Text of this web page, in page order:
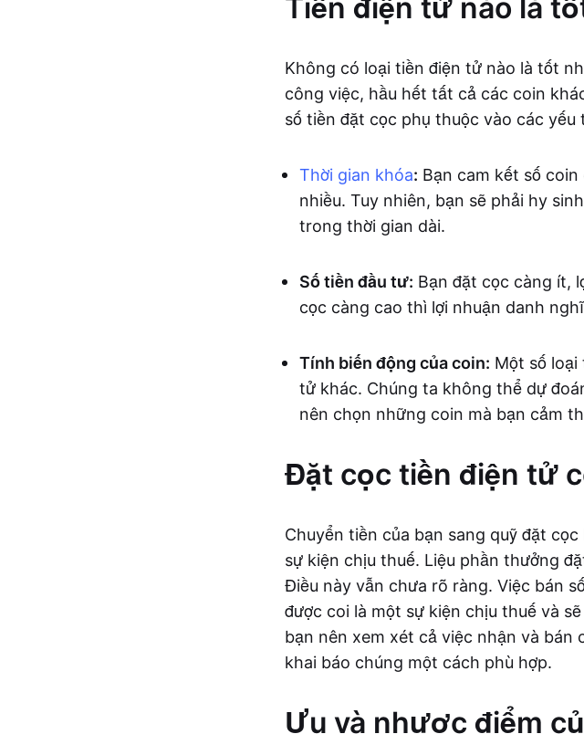
Tiền điện tử nào là
Không có loại tiền điện tử nào là tốt
công việc, hầu hết tất cả các coin
số tiền đặt cọc phụ thuộc vào các yếu
Thời gian khóa: Bạn cam kết số
nhiều. Tuy nhiên, bạn sẽ phải hy
trong thời gian dài.
Số tiền đầu tư: Bạn đặt cọc càng ít,
cọc càng cao thì lợi nhuận danh
Tính biến động của coin: Một số loại
tử khác. Chúng ta không thể dự
nên chọn những coin mà bạn cảm
Đặt cọc tiền điện tử
Chuyển tiền của bạn sang quỹ đặt
sự kiện chịu thuế. Liệu phần thưởng
Điều này vẫn chưa rõ ràng. Việc bán
được coi là một sự kiện chịu thuế và
bạn nên xem xét cả việc nhận và
khai báo chúng một cách phù hợp.
Ưu và nhược điểm